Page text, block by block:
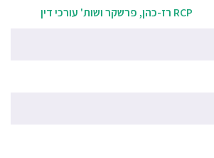
RCP רז-כהן, פרשקר ושות' עורכי דין